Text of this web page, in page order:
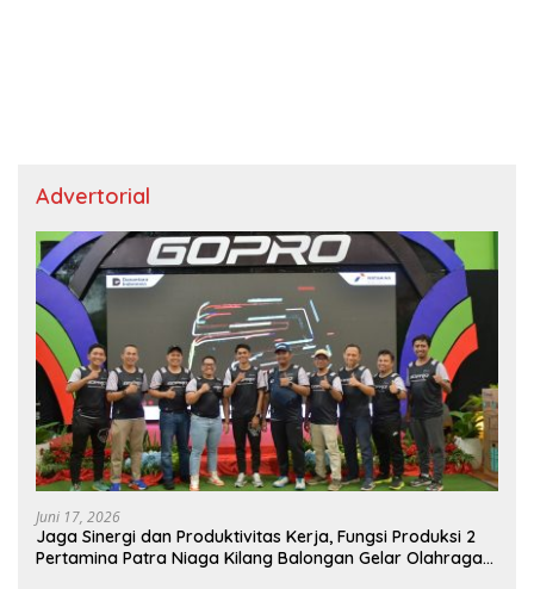
Advertorial
Juni 17, 2026
Jaga Sinergi dan Produktivitas Kerja, Fungsi Produksi 2
Pertamina Patra Niaga Kilang Balongan Gelar Olahraga